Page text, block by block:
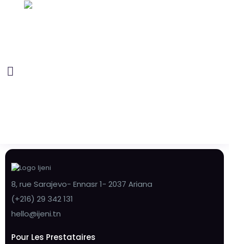
8, rue Sarajevo- Ennasr 1- 2037 Ariana
(+216) 29 342 131
hello@ijeni.tn
Pour Les Prestataires